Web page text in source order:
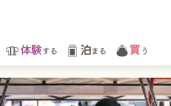
体験する 泊まる 買 う